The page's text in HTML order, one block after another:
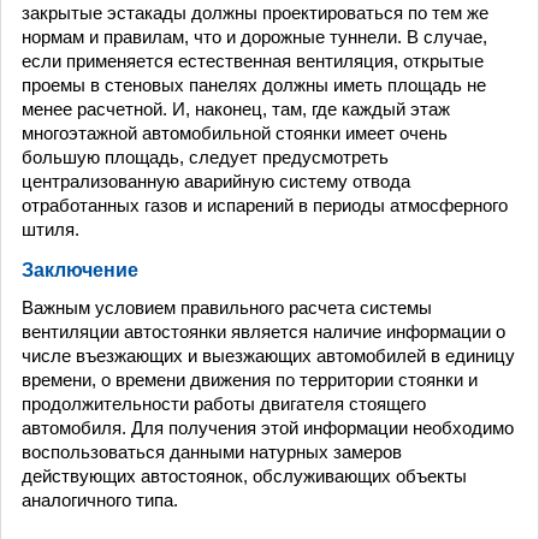
закрытые эстакады должны проектироваться по тем же
нормам и правилам, что и дорожные туннели. В случае,
если применяется естественная вентиляция, открытые
проемы в стеновых панелях должны иметь площадь не
менее расчетной. И, наконец, там, где каждый этаж
многоэтажной автомобильной стоянки имеет очень
большую площадь, следует предусмотреть
централизованную аварийную систему отвода
отработанных газов и испарений в периоды атмосферного
штиля.
Заключение
Важным условием правильного расчета системы
вентиляции автостоянки является наличие информации о
числе въезжающих и выезжающих автомобилей в единицу
времени, о времени движения по территории стоянки и
продолжительности работы двигателя стоящего
автомобиля. Для получения этой информации необходимо
воспользоваться данными натурных замеров
действующих автостоянок, обслуживающих объекты
аналогичного типа.